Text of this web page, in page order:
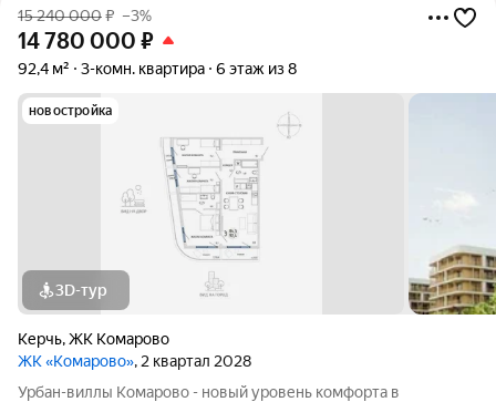
15 240 000₽ –3%
14 780 000 ₽
92,4 м² 3-комн. квартира 6 этаж из 8
новостройка
3D-тур
Керчь,ЖК Комарово
ЖК «Комарово», 2 квартал 2028
Урбан-виллы Комарово - новый уровень комфорта в